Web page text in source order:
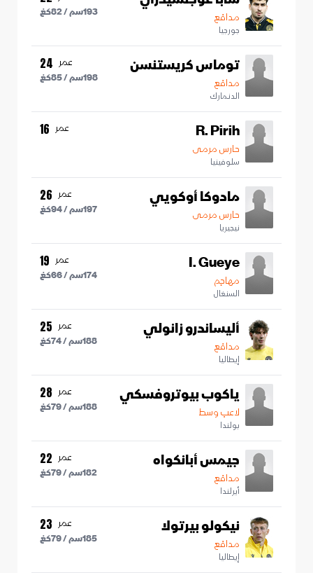
مدافع
جورجيا
193سم /82كغ
توماس كريستنسن
مدافع
الدنمارك
عمر 24
198سم /85كغ
R. Pirih
حارس مرمى
سلوفينيا
عمر 16
مادوكا أوكويي
حارس مرمى
نيجيريا
عمر 26
197سم /94كغ
I. Gueye
مهاجم
السنغال
عمر 19
174سم /66كغ
أليساندرو زانولي
مدافع
إيطاليا
عمر 25
188سم /74كغ
ياكوب بيوتروفسكي
لاعب وسط
بولندا
عمر 28
188سم /79كغ
جيمس أبانكواه
مدافع
أيرلندا
عمر 22
182سم /79كغ
نيكولو بيرتولا
مدافع
إيطاليا
عمر 23
185سم /79كغ